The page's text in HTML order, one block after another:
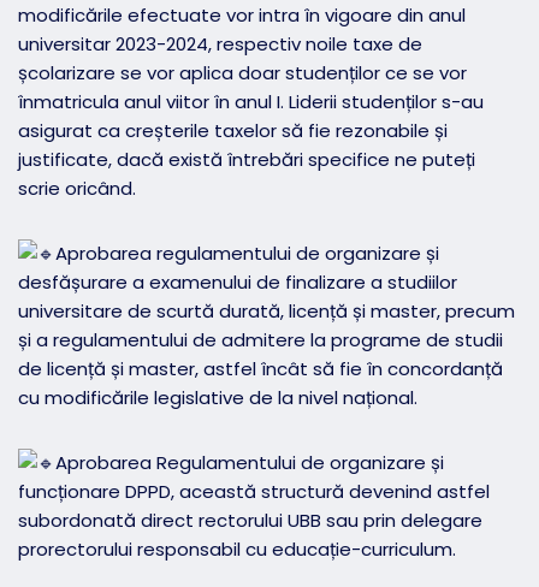
modificările efectuate vor intra în vigoare din anul
universitar 2023-2024, respectiv noile taxe de
școlarizare se vor aplica doar studenților ce se vor
înmatricula anul viitor în anul I. Liderii studenților s-au
asigurat ca creșterile taxelor să fie rezonabile și
justificate, dacă există întrebări specifice ne puteți
scrie oricând.
Aprobarea regulamentului de organizare și
desfășurare a examenului de finalizare a studiilor
universitare de scurtă durată, licență și master, precum
și a regulamentului de admitere la programe de studii
de licență și master, astfel încât să fie în concordanță
cu modificările legislative de la nivel național.
Aprobarea Regulamentului de organizare și
funcționare DPPD, această structură devenind astfel
subordonată direct rectorului UBB sau prin delegare
prorectorului responsabil cu educație-curriculum.